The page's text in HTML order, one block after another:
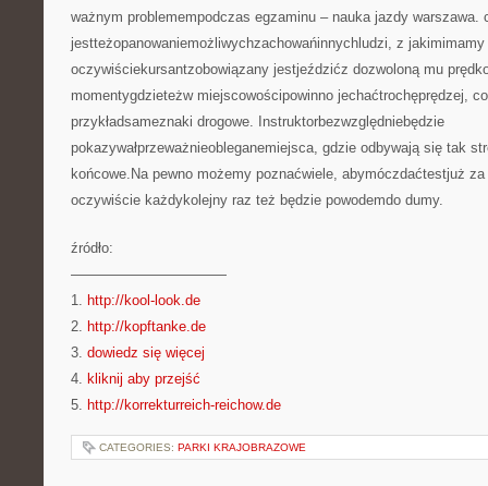
ważnym problemempodczas egzaminu – nauka jazdy warszawa.
jestteżopanowaniemożliwychzachowańinnychludzi, z
oczywiściekursantzobowiązany jestjeździćz dozwoloną mu
momentygdzieteżw miejscowościpowinno jechaćtrochęprędzej,
przykładsameznaki drogowe. Instruktorbezwzględniebędzie
pokazywałprzeważnieobleganemiejsca, gdzie odbywają się tak
końcowe.Na pewno możemy poznaćwiele, abymóczdaćtestjuż
oczywiście każdykolejny raz też będzie powodemdo dumy.
źródło:
———————————
1. http://kool-look.de
2. http://kopftanke.de
3. dowiedz się więcej
4. kliknij aby przejść
5. http://korrekturreich-reichow.de
CATEGORIES: PARKI KRAJOBRAZOWE